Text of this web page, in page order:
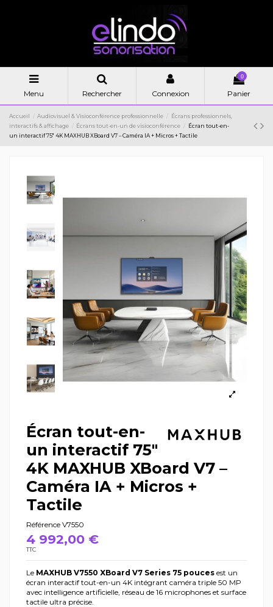
Menu Rechercher Connexion
0
Panier
Accueil Audiovisuel & Visioconférence professionnelle
Écrans professionnels,
interactifs & affichage
Écrans tout-en-un de visioconférence
Écran tout-en-
un interactif 75" 4K MAXHUB XBoard V7 – Caméra IA + Micros + Tactile
Écran tout-en-
un interactif 75"
4K MAXHUB XBoard V7 –
Caméra IA + Micros +
Tactile
Référence V7550
4 992,00 €
TTC
Le MAXHUB V7550 XBoard V7 Series 75 pouces est un
écran interactif tout-en-un 4K intégrant caméra triple 50 MP
avec intelligence artificielle, réseau de 16 microphones et surface
tactile ultra précise.